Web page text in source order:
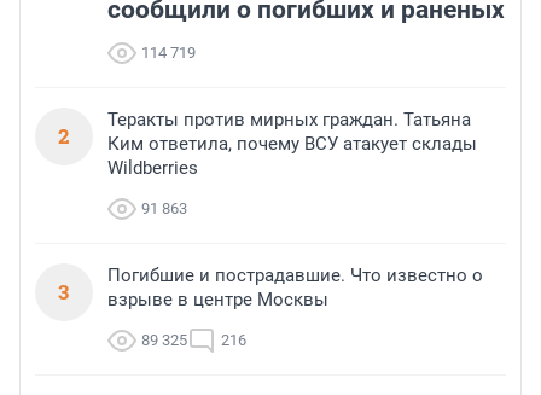
сообщили о погибших и раненых
114 719
2
Теракты против мирных граждан. Татьяна
Ким ответила, почему ВСУ атакует склады
Wildberries
91 863
3
Погибшие и пострадавшие. Что известно о
взрыве в центре Москвы
89 325 216